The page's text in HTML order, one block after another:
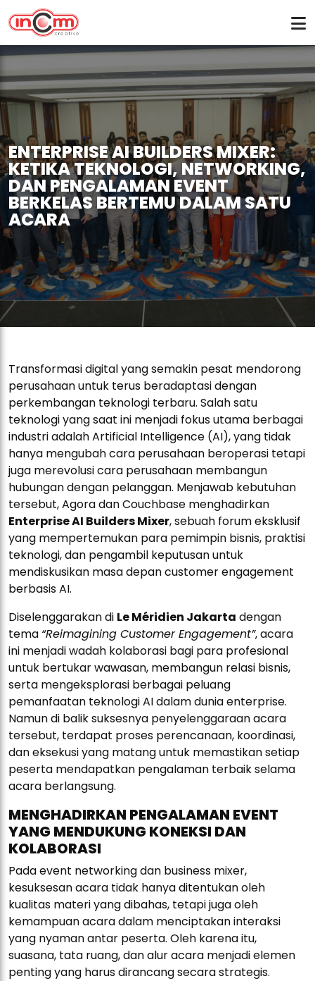
ENTERPRISE AI BUILDERS MIXER:
KETIKA TEKNOLOGI, NETWORKING,
DAN PENGALAMAN EVENT
BERKELAS BERTEMU DALAM SATU
ACARA
Transformasi digital yang semakin pesat mendorong
perusahaan untuk terus beradaptasi dengan
perkembangan teknologi terbaru. Salah satu
teknologi yang saat ini menjadi fokus utama berbagai
industri adalah Artificial Intelligence (AI), yang tidak
hanya mengubah cara perusahaan beroperasi tetapi
juga merevolusi cara perusahaan membangun
hubungan dengan pelanggan. Menjawab kebutuhan
tersebut, Agora dan Couchbase menghadirkan
Enterprise AI Builders Mixer, sebuah forum eksklusif
yang mempertemukan para pemimpin bisnis, praktisi
teknologi, dan pengambil keputusan untuk
mendiskusikan masa depan customer engagement
berbasis AI.
Diselenggarakan di Le Méridien Jakarta dengan
tema “Reimagining Customer Engagement”, acara
ini menjadi wadah kolaborasi bagi para profesional
untuk bertukar wawasan, membangun relasi bisnis,
serta mengeksplorasi berbagai peluang
pemanfaatan teknologi AI dalam dunia enterprise.
Namun di balik suksesnya penyelenggaraan acara
tersebut, terdapat proses perencanaan, koordinasi,
dan eksekusi yang matang untuk memastikan setiap
peserta mendapatkan pengalaman terbaik selama
acara berlangsung.
MENGHADIRKAN PENGALAMAN EVENT
YANG MENDUKUNG KONEKSI DAN
KOLABORASI
Pada event networking dan business mixer,
kesuksesan acara tidak hanya ditentukan oleh
kualitas materi yang dibahas, tetapi juga oleh
kemampuan acara dalam menciptakan interaksi
yang nyaman antar peserta. Oleh karena itu,
suasana, tata ruang, dan alur acara menjadi elemen
penting yang harus dirancang secara strategis.